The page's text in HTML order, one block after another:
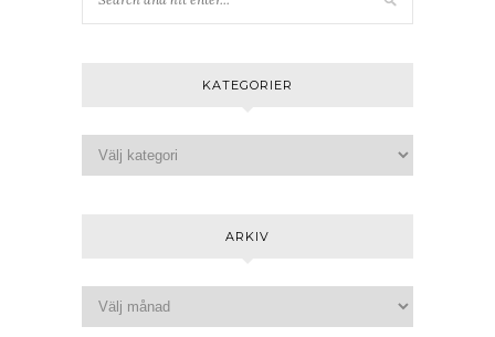
KATEGORIER
ARKIV